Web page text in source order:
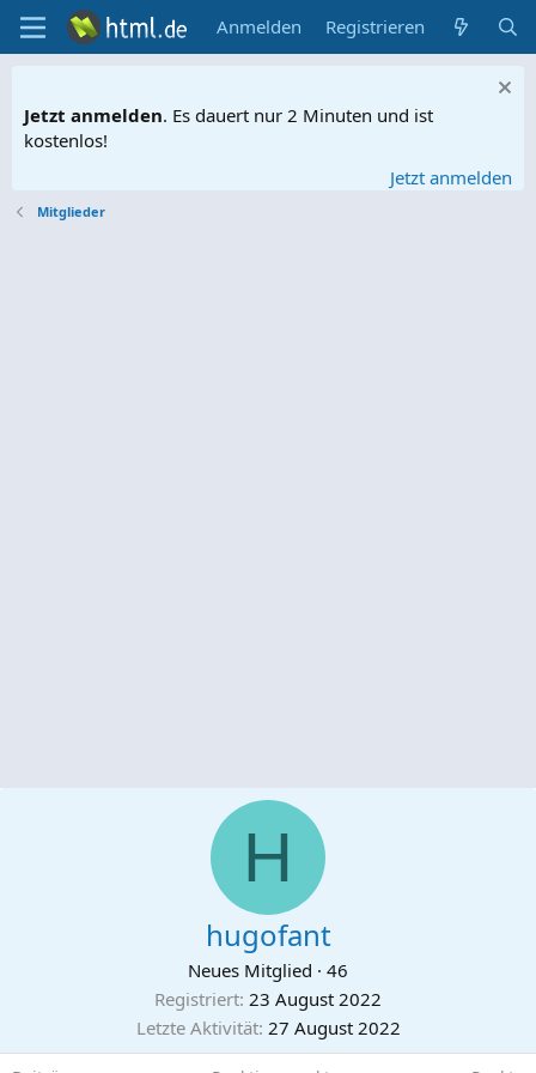
Anmelden Registrieren
Jetzt anmelden. Es dauert nur 2 Minuten und ist
kostenlos!
Jetzt anmelden
Mitglieder
H
hugofant
Neues Mitglied · 46
Registriert 23 August 2022
Letzte Aktivität 27 August 2022